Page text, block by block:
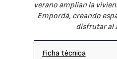
verano amplían la
Empordà, creando
disfrutar al
Ficha técnica